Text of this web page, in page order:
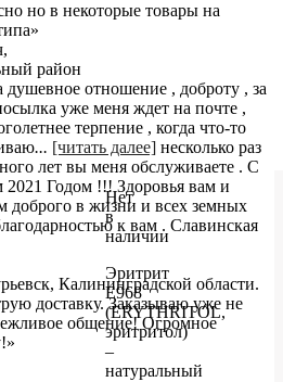
но в некоторые товары на
,
район
душевное отношение , доброту , за
уже меня ждет на почте ,
терпение , когда что-то
... [читать далее] несколько раз
лет вы меня обслуживаете . С
Годом !!! Здоровья вам и
доброго в жизни и всех земных
к вам . Славинская
Калининградской области.
доставку. Заказываю уже не
общение! Огромное
Нет
в
наличии
Эритрит
Е968
(ERYTHRITOL,
эритритол)
–
натуральный